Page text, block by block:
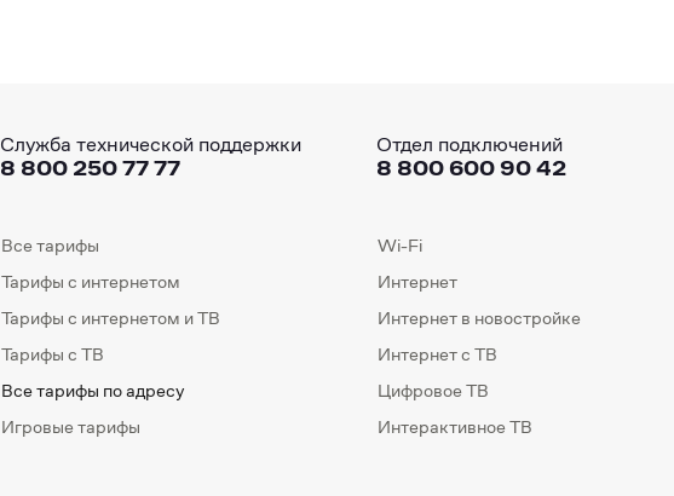
Служба технической поддержки
8 800 250 77 77
Отдел подключений
8 800 600 90 42
Все тарифы
Тарифы с интернетом
Тарифы с интернетом и ТВ
Тарифы с ТВ
Все тарифы по адресу
Игровые тарифы
Wi-Fi
Интернет
Интернет в новостройке
Интернет с ТВ
Цифровое ТВ
Интерактивное ТВ